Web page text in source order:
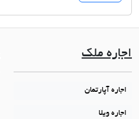
اجاره ملک
اجاره آپارتمان
اجاره ویلا